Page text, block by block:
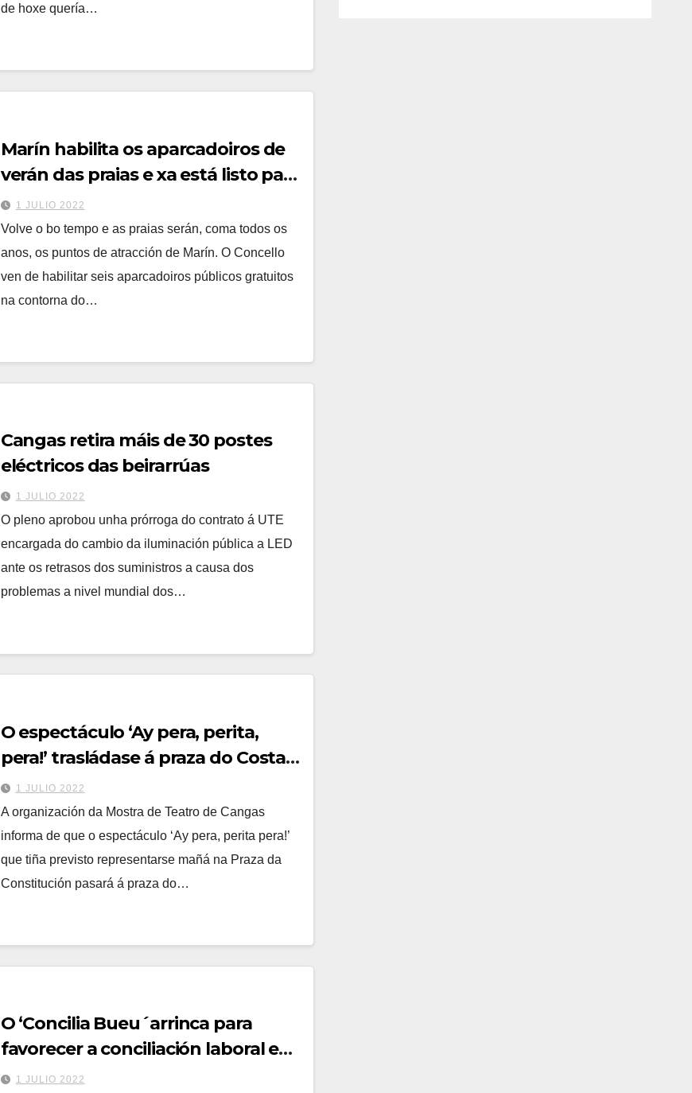
de hoxe quería…
Marín habilita os aparcadoiros de
verán das praias e xa está listo para
usar o novo de Rúa Quevedo
1 JULIO 2022
Volve o bo tempo e as praias serán, coma todos os
anos, os puntos de atracción de Marín. O Concello
ven de habilitar seis aparcadoiros públicos gratuitos
na contorna do…
Cangas retira máis de 30 postes
eléctricos das beirarrúas
1 JULIO 2022
O pleno aprobou unha prórroga do contrato á UTE
encargada do cambio da iluminación pública a LED
ante os retrasos dos suministros a causa dos
problemas a nivel mundial dos…
O espectáculo ‘Ay pera, perita,
pera!’ trasládase á praza do Costal
e a obra de Bob Pop suspéndese
por Covid
1 JULIO 2022
A organización da Mostra de Teatro de Cangas
informa de que o espectáculo ‘Ay pera, perita pera!’
que tiña previsto representarse mañá na Praza da
Constitución pasará á praza do…
O ‘Concilia Bueu´arrinca para
favorecer a conciliación laboral e
familiar no verán
1 JULIO 2022